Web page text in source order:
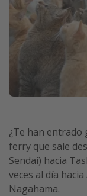
¿Te han entrado
ferry que sale
Sendai) hacia
veces al día
Nagahama.